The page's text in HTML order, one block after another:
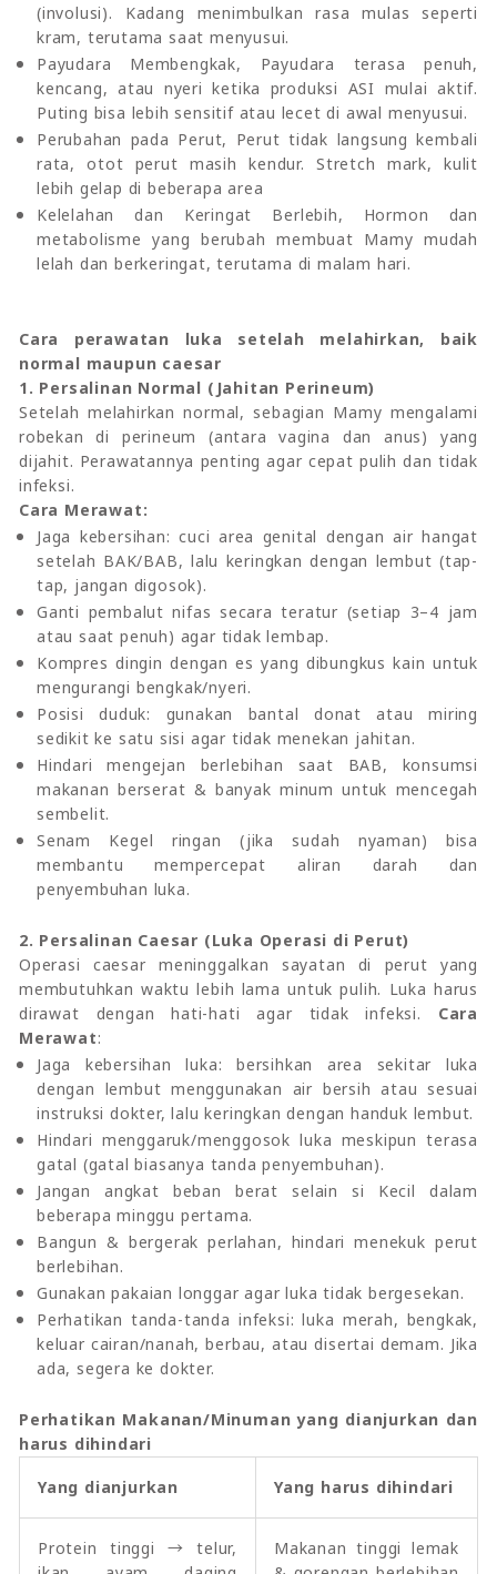
(involusi). Kadang menimbulkan rasa mulas seperti
kram, terutama saat menyusui.
Payudara Membengkak, Payudara terasa penuh,
kencang, atau nyeri ketika produksi ASI mulai aktif.
Puting bisa lebih sensitif atau lecet di awal menyusui.
Perubahan pada Perut, Perut tidak langsung kembali
rata, otot perut masih kendur. Stretch mark, kulit
lebih gelap di beberapa area
Kelelahan dan Keringat Berlebih, Hormon dan
metabolisme yang berubah membuat Mamy mudah
lelah dan berkeringat, terutama di malam hari.
Cara perawatan luka setelah melahirkan, baik
normal maupun caesar
1. Persalinan Normal (Jahitan Perineum)
Setelah melahirkan normal, sebagian Mamy mengalami
robekan di perineum (antara vagina dan anus) yang
dijahit. Perawatannya penting agar cepat pulih dan tidak
infeksi.
Cara Merawat:
Jaga kebersihan: cuci area genital dengan air hangat
setelah BAK/BAB, lalu keringkan dengan lembut (tap-
tap, jangan digosok).
Ganti pembalut nifas secara teratur (setiap 3–4 jam
atau saat penuh) agar tidak lembap.
Kompres dingin dengan es yang dibungkus kain untuk
mengurangi bengkak/nyeri.
Posisi duduk: gunakan bantal donat atau miring
sedikit ke satu sisi agar tidak menekan jahitan.
Hindari mengejan berlebihan saat BAB, konsumsi
makanan berserat & banyak minum untuk mencegah
sembelit.
Senam Kegel ringan (jika sudah nyaman) bisa
membantu mempercepat aliran darah dan
penyembuhan luka.
2. Persalinan Caesar (Luka Operasi di Perut)
Operasi caesar meninggalkan sayatan di perut yang
membutuhkan waktu lebih lama untuk pulih. Luka harus
dirawat dengan hati-hati agar tidak infeksi. Cara
Merawat:
Jaga kebersihan luka: bersihkan area sekitar luka
dengan lembut menggunakan air bersih atau sesuai
instruksi dokter, lalu keringkan dengan handuk lembut.
Hindari menggaruk/menggosok luka meskipun terasa
gatal (gatal biasanya tanda penyembuhan).
Jangan angkat beban berat selain si Kecil dalam
beberapa minggu pertama.
Bangun & bergerak perlahan, hindari menekuk perut
berlebihan.
Gunakan pakaian longgar agar luka tidak bergesekan.
Perhatikan tanda-tanda infeksi: luka merah, bengkak,
keluar cairan/nanah, berbau, atau disertai demam. Jika
ada, segera ke dokter.
Perhatikan Makanan/Minuman yang dianjurkan dan
harus dihindari
Yang dianjurkan Yang harus dihindari
Protein tinggi → telur,
Makanan tinggi lemak